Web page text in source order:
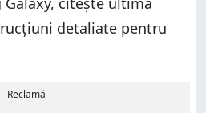
detaliate pentru
Reclamă